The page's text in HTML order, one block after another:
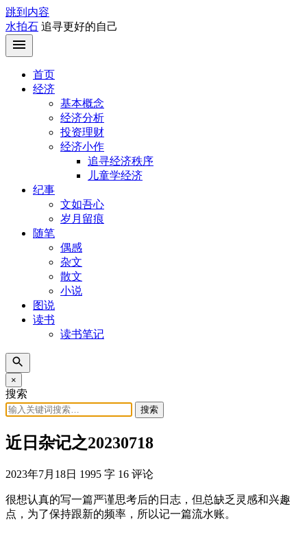
跳到内容
水拍石 追寻更好的自己
首页
经济
基本概念
经济分析
投资理财
经济小作
追寻经济秩序
儿童学经济
纪事
文如吾心
岁月留痕
随笔
偶感
杂文
散文
小说
图说
读书
读书笔记
×
搜索
搜索
近日杂记之20230718
2023年7月18日 1995 字 16 评论
很想认真的写一篇严谨思考后的日志，但总缺乏灵感和兴趣
点，为了保持跟新的频率，所以记一篇流水账。